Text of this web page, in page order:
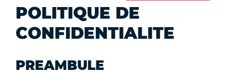
POLITIQUE DE
CONFIDENTIALITE
PREAMBULE